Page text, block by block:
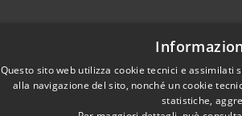
Questo sito web utilizza cookie tecnici e
alla navigazione del sito, nonché un cookie
statistiche,